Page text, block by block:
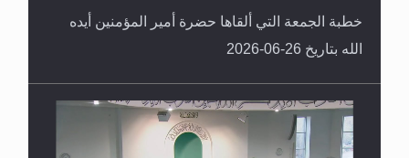
خطبة الجمعة التي ألقاها حضرة أمير المؤمنين أيده
الله بتاريخ 26-06-2026